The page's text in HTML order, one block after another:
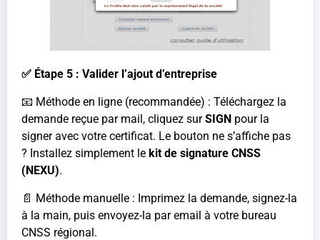
✅ Étape 5 : Valider l’ajout d’entreprise
📧 Méthode en ligne (recommandée) : Téléchargez la
demande reçue par mail, cliquez surSIGN pour la
signer avec votre certificat. Le bouton ne s’affiche pas
? Installez simplement le kit de signature CNSS
(NEXU).
📄 Méthode manuelle : Imprimez la demande, signez-la
à la main, puis envoyez-la par email à votre bureau
CNSS régional.